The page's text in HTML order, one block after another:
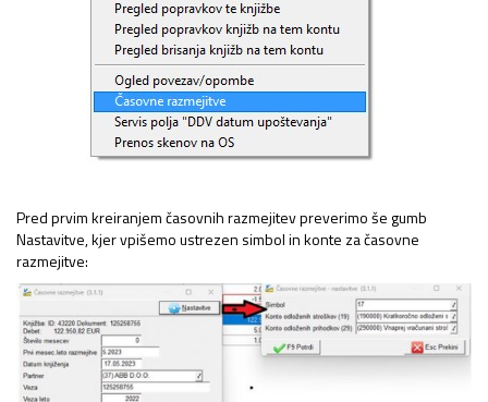
Pred prvim kreiranjem časovnih razmejitev preverimo še gumb
Nastavitve, kjer vpišemo ustrezen simbol in konte za časovne
razmejitve: